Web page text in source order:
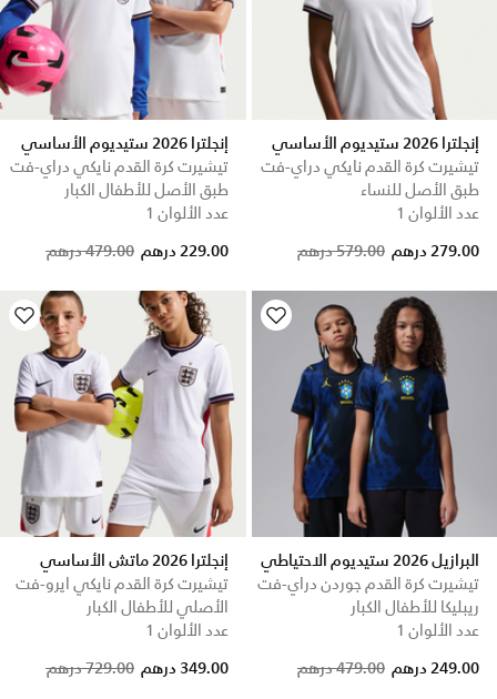
إنجلترا 2026 ستيديوم الأساسي
تيشيرت كرة القدم نايكي دراي-فت
طبق الأصل للنساء
عدد الألوان 1
579.00 درهم
279.00 درهم
إنجلترا 2026 ستيديوم الأساسي
تيشيرت كرة القدم نايكي دراي-فت
طبق الأصل للأطفال الكبار
عدد الألوان 1
Price reduced from
479.00 درهم to 229.00 درهم
البرازيل 2026 ستيديوم الاحتياطي
تيشيرت كرة القدم جوردن دراي-فت
ريبليكا للأطفال الكبار
عدد الألوان 1
479.00 درهم
249.00 درهم
إنجلترا 2026 ماتش الأساسي
تيشيرت كرة القدم نايكي ايرو-فت
الأصلي للأطفال الكبار
عدد الألوان 1
Price reduced from
729.00 درهم to 349.00 درهم